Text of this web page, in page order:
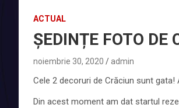
ACTUAL
ȘEDINȚE FOTO
noiembrie 30, 2020 admin
Cele 2 decoruri de Crăciun sunt
Din acest moment am dat startul